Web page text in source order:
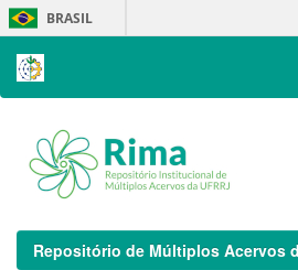
Skip
navigation
BRASIL
Repositório de Múltiplos Acervos